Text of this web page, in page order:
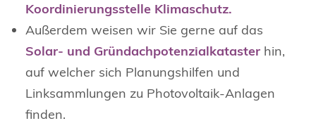
Koordinierungsstelle Klimaschutz.
Außerdem weisen wir Sie gerne auf das
Solar- und Gründachpotenzialkataster hin,
auf welcher sich Planungshilfen und
Linksammlungen zu Photovoltaik-Anlagen
finden.